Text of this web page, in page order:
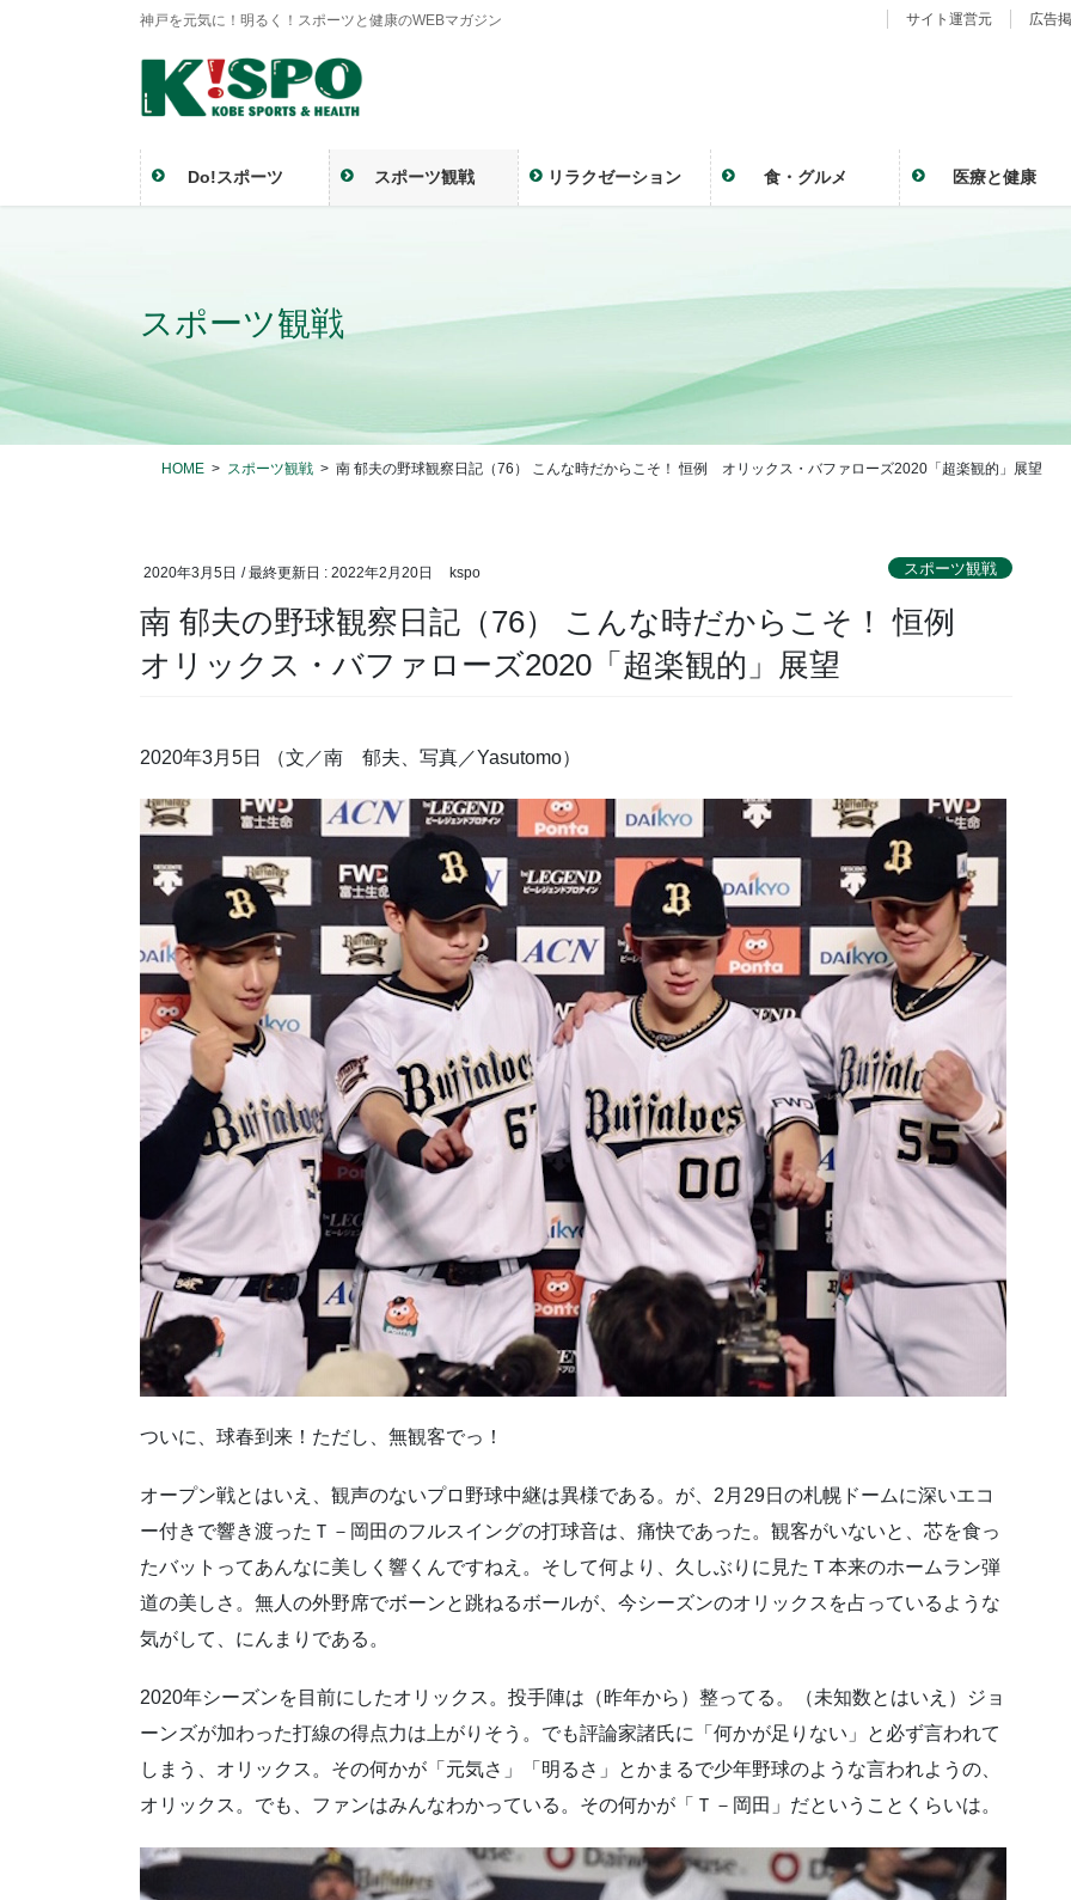
神戸を元気に！明るく！スポーツと健康のWEBマガジン サイト運営元 広告
Do!スポーツ スポーツ観戦 リラクゼーション 食・グルメ 医療と健康
スポーツ観戦
HOME スポーツ観戦 南 郁夫の野球観察日記（76） こんな時だからこそ！ 恒例 オリックス・バファローズ2020「超楽観的」展望
2020年3月5日 / 最終更新日 : 2022年2月20日 kspo スポーツ観戦
南 郁夫の野球観察日記（76） こんな時だからこそ！ 恒例
オリックス・バファローズ2020「超楽観的」展望
2020年3月5日 （文／南 郁夫、写真／Yasutomo）
ついに、球春到来！ただし、無観客でっ！
オープン戦とはいえ、観声のないプロ野球中継は異様である。が、2月29日の札幌ドームに深いエコ
ー付きで響き渡ったＴ－岡田のフルスイングの打球音は、痛快であった。観客がいないと、芯を食っ
たバットってあんなに美しく響くんですねえ。そして何より、久しぶりに見たＴ本来のホームラン弾
道の美しさ。無人の外野席でボーンと跳ねるボールが、今シーズンのオリックスを占っているような
気がして、にんまりである。
2020年シーズンを目前にしたオリックス。投手陣は（昨年から）整ってる。（未知数とはいえ）ジョ
ーンズが加わった打線の得点力は上がりそう。でも評論家諸氏に「何かが足りない」と必ず言われて
しまう、オリックス。その何かが「元気さ」「明るさ」とかまるで少年野球のような言われようの、
オリックス。でも、ファンはみんなわかっている。その何かが「Ｔ－岡田」だということくらいは。